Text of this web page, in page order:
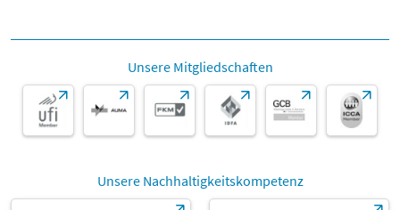
Unsere Mitgliedschaften
Unsere Nachhaltigkeitskompetenz